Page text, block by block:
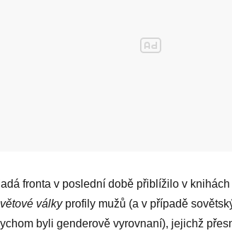
fronta v poslední době přiblížilo v knihách
válkyprofily mužů (a v případě
byli genderově vyrovnaní), jejichž